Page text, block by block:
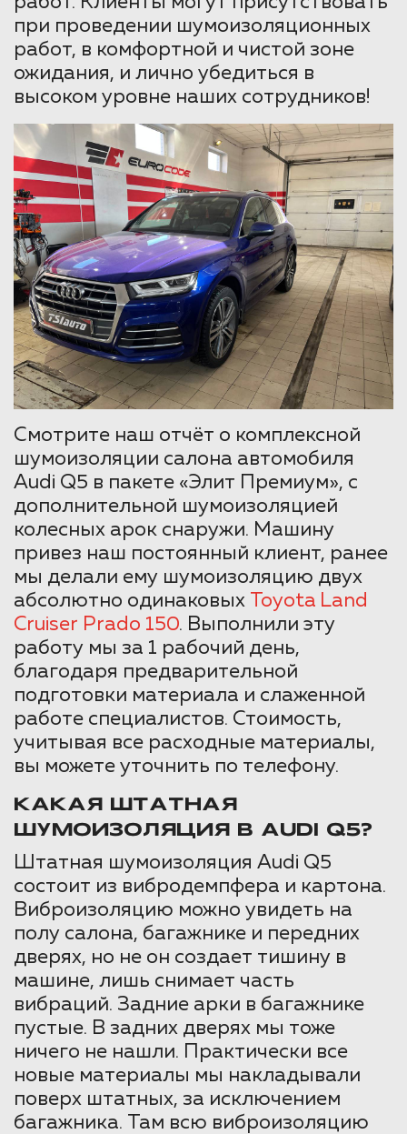
при проведении шумоизоляционных
работ, в комфортной и чистой зоне
ожидания, и лично убедиться в
высоком уровне наших сотрудников!
Смотрите наш отчёт о комплексной
шумоизоляции салона автомобиля
Audi Q5 в пакете «Элит Премиум», с
дополнительной шумоизоляцией
колесных арок снаружи. Машину
привез наш постоянный клиент, ранее
мы делали ему шумоизоляцию двух
абсолютно одинаковых Toyota Land
Cruiser Prado 150. Выполнили эту
работу мы за 1 рабочий день,
благодаря предварительной
подготовки материала и слаженной
работе специалистов. Стоимость,
учитывая все расходные материалы,
вы можете уточнить по телефону.
КАКАЯ ШТАТНАЯ
ШУМОИЗОЛЯЦИЯ В AUDI Q5?
Штатная шумоизоляция Audi Q5
состоит из вибродемпфера и картона.
Виброизоляцию можно увидеть на
полу салона, багажнике и передних
дверях, но не он создает тишину в
машине, лишь снимает часть
вибраций. Задние арки в багажнике
пустые. В задних дверях мы тоже
ничего не нашли. Практически все
новые материалы мы накладывали
поверх штатных, за исключением
багажника. Там всю виброизоляцию